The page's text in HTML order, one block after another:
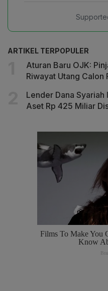
ARTIKEL TERPOPULER
Aturan Baru OJK:
Riwayat Utang Calon
Lender Dana
Aset Rp 425 Miliar